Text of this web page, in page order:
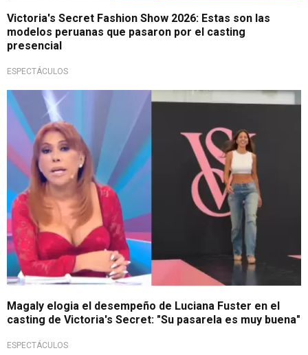
Victoria's Secret Fashion Show 2026: Estas son las
modelos peruanas que pasaron por el casting
presencial
ESPECTÁCULOS
¡Impresionada!
Magaly elogia el desempeño de Luciana Fuster en el
casting de Victoria's Secret: "Su pasarela es muy buena"
ESPECTÁCULOS